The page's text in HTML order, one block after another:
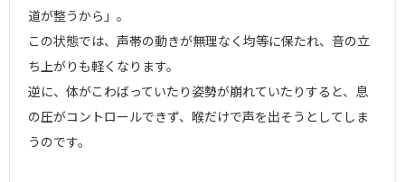
道が整うから」。
この状態では、声帯の動きが無理なく均等に保たれ、音の立
ち上がりも軽くなります。
逆に、体がこわばっていたり姿勢が崩れていたりすると、息
の圧がコントロールできず、喉だけで声を出そうとしてしま
うのです。